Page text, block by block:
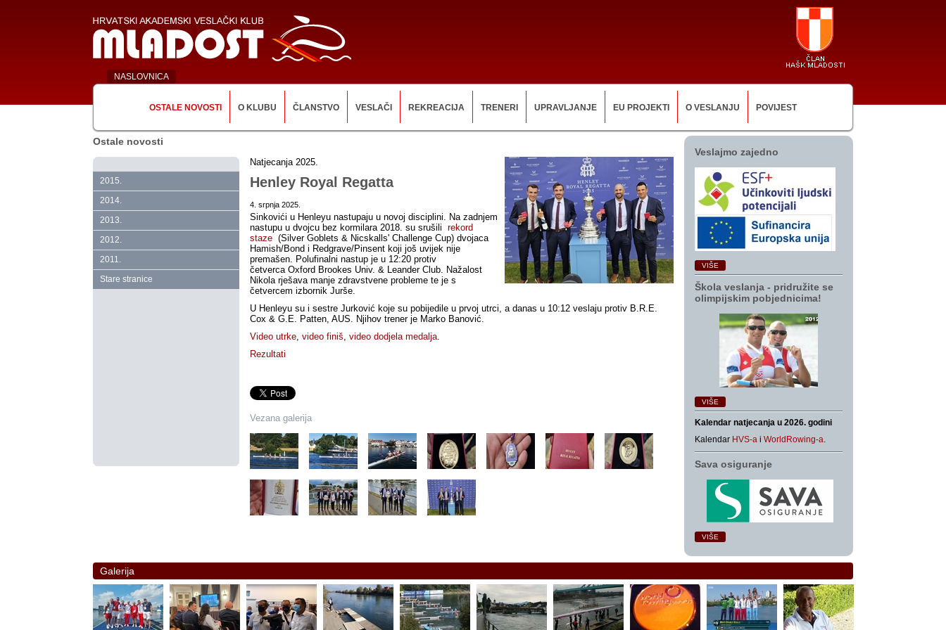
NASLOVNICA
OSTALE NOVOSTI O KLUBU ČLANSTVO VESLAČI REKREACIJA TRENERI UPRAVLJANJE EU PROJEKTI O VESLANJU POVIJEST
Ostale novosti
2015.
2014.
2013.
2012.
2011.
Stare stranice
Natjecanja 2025.
Henley Royal Regatta
4. srpnja 2025.
Sinkovići u Henleyu nastupaju u novoj disciplini. Na zadnjem
nastupu u dvojcu bez kormilara 2018. su srušili rekord
staze (Silver Goblets & Nicskalls' Challenge Cup) dvojaca
Hamish/Bond i Redgrave/Pinsent koji još uvijek nije
premašen. Polufinalni nastup je u 12:20 protiv
četverca Oxford Brookes Univ. & Leander Club. Nažalost
Nikola rješava manje zdravstvene probleme te je s
četvercem izbornik Jurše.
U Henleyu su i sestre Jurković koje su pobijedile u prvoj utrci, a danas u 10:12 veslaju protiv B.R.E.
Cox & G.E. Patten, AUS. Njihov trener je Marko Banović.
Video utrke, video finiš, video dodjela medalja.
Rezultati
Vezana galerija
Veslajmo zajedno
VIŠE
Škola veslanja ‑ pridružite se
olimpijskim pobjednicima!
VIŠE
Kalendar natjecanja u 2026. godini
Kalendar HVS-a i WorldRowing-a.
Sava osiguranje
VIŠE
Galerija